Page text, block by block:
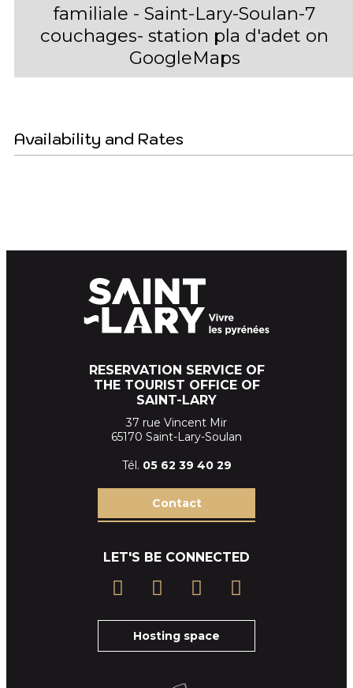
familiale - Saint-Lary-Soulan-7
couchages- station pla d'adet on
GoogleMaps
Availability and Rates
RESERVATION SERVICE OF
THE TOURIST OFFICE OF
SAINT-LARY
37 rue Vincent Mir
65170 Saint-Lary-Soulan
Tél. 05 62 39 40 29
Contact
LET'S BE CONNECTED
Hosting space